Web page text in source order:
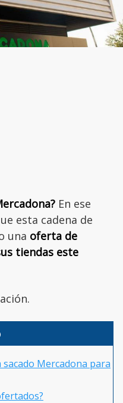
En ese
esta cadena de
una oferta de
tiendas este
Mercadona para